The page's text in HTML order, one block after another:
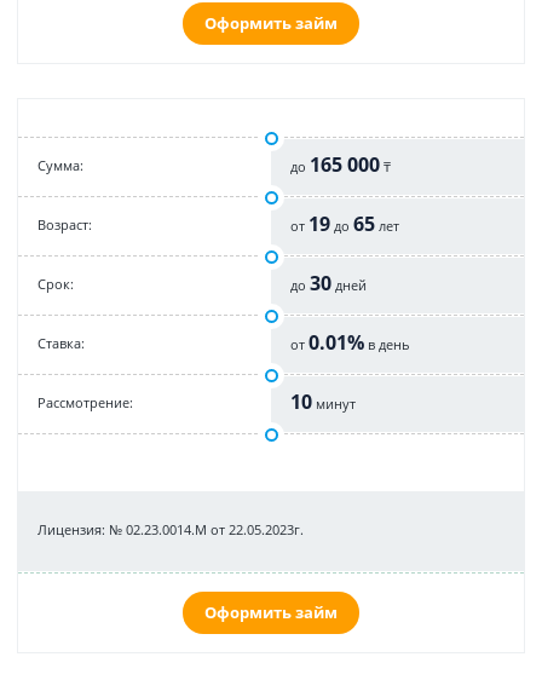
Оформить займ
Cумма: до 165 000 ₸
Возраст: от 19 до 65 лет
Срок: до 30 дней
Cтавка: от 0.01% в день
Рассмотрение: 10 минут
Лицензия: № 02.23.0014.М от 22.05.2023г.
Оформить займ